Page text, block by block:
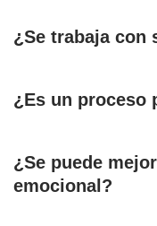
¿Se trabaja con
¿Es un proceso
¿Se puede
emocional?